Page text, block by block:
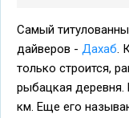
Самый
дайверов - Дахаб.
только строится,
рыбацкая
км. Еще его